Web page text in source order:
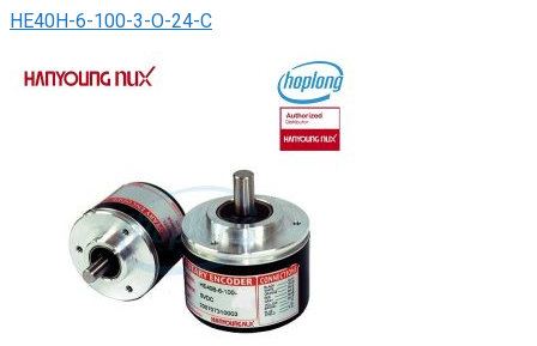
HE40H-6-100-3-O-24-C